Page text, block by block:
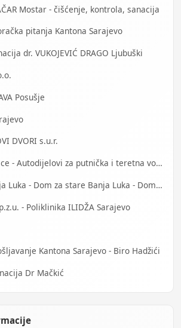
Mostar - čišćenje, kontrola, sanacija
pitanja Kantona Sarajevo
dr. VUKOJEVIĆ DRAGO Ljubuški
Posušje
DVORI s.u.r.
MAK Parts & Service - Autodijelovi za putnička i teretna vozila Gračanica
Starački dom Banja Luka - Dom za stare Banja Luka - Dom za stara lica Banjaluka
- Poliklinika ILIDŽA Sarajevo
Kantona Sarajevo - Biro Hadžići
Dr Mačkić